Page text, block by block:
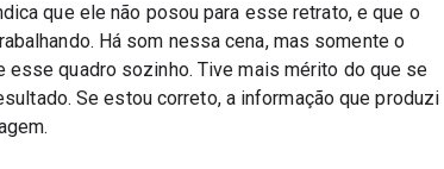
que ele não posou para esse retrato, e que o
Há som nessa cena, mas somente o
esse quadro sozinho. Tive mais mérito do que se
Se estou correto, a informação que produzi